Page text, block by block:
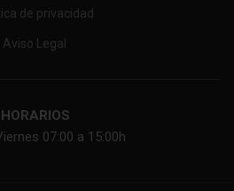
de privacidad
Aviso Legal
HORARIOS
07:00 a 15:00h